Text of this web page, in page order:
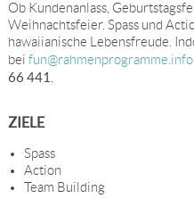
Ob Kundenanlass,
Weihnachtsfeier. Spass und
hawaiianische Lebensfreude.
bei fun@rahmenprogramme.info
66 441
ZIELE
Spass
Action
Team Building